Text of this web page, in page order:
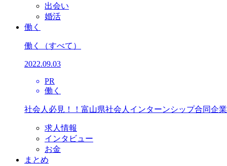
出会い
婚活
働く
働く （すべて）
2022.09.03
PR
働く
社会人必見！！富山県社会人インターンシップ合同企
求人情報
インタビュー
お金
まとめ